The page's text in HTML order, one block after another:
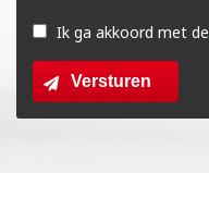
dit
veld
leeg
Ik ga akkoord met de
Versturen